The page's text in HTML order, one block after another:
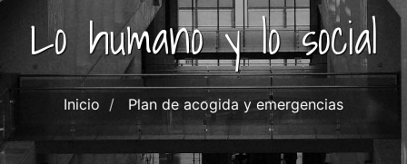
Lo humano y lo social
Inicio Plan de acogida y emergencias